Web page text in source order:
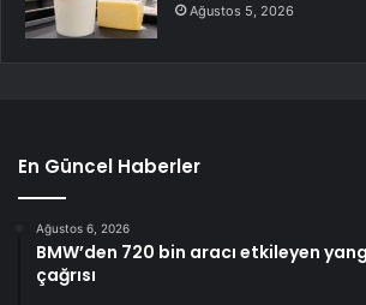
Ağustos 5, 2026
En Güncel Haberler
Ağustos 6, 2026
BMW’den 720 bin aracı etkileyen
çağrısı